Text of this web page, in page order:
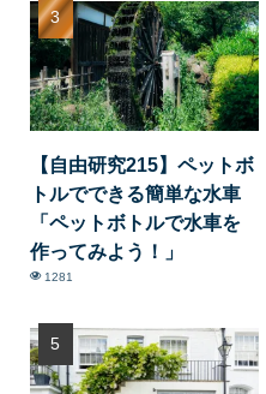
【自由研究215】ペットボ
トルでできる簡単な水車
「ペットボトルで水車を
作ってみよう！」
1281